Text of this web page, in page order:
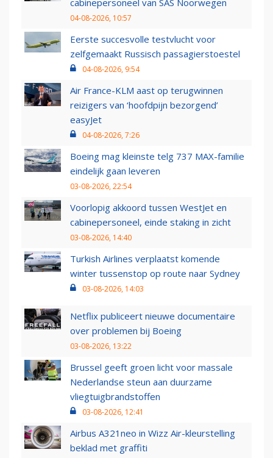
cabinepersoneel van SAS Noorwegen
04-08-2026, 10:57
Eerste succesvolle testvlucht voor
zelfgemaakt Russisch passagierstoestel
04-08-2026, 9:54
Air France-KLM aast op terugwinnen
reizigers van ‘hoofdpijn bezorgend’
easyJet
04-08-2026, 7:26
Boeing mag kleinste telg 737 MAX-familie
eindelijk gaan leveren
03-08-2026, 22:54
Voorlopig akkoord tussen WestJet en
cabinepersoneel, einde staking in zicht
03-08-2026, 14:40
Turkish Airlines verplaatst komende
winter tussenstop op route naar Sydney
03-08-2026, 14:03
Netflix publiceert nieuwe documentaire
over problemen bij Boeing
03-08-2026, 13:22
Brussel geeft groen licht voor massale
Nederlandse steun aan duurzame
vliegtuigbrandstoffen
03-08-2026, 12:41
Airbus A321neo in Wizz Air-kleurstelling
beklad met graffiti